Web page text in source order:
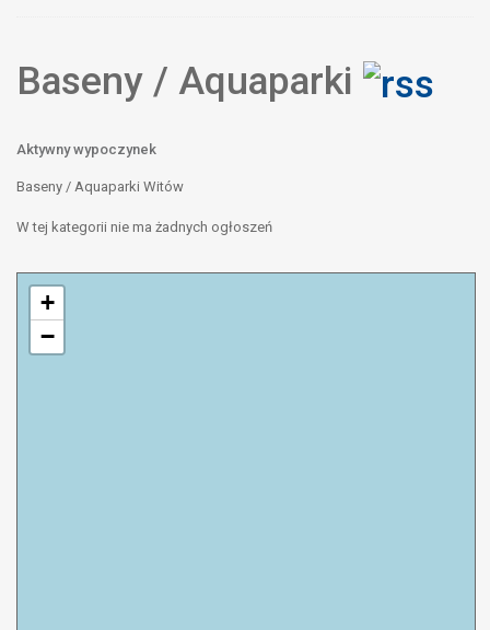
Baseny / Aquaparki
Aktywny wypoczynek
Baseny / Aquaparki Witów
W tej kategorii nie ma żadnych ogłoszeń
+
−